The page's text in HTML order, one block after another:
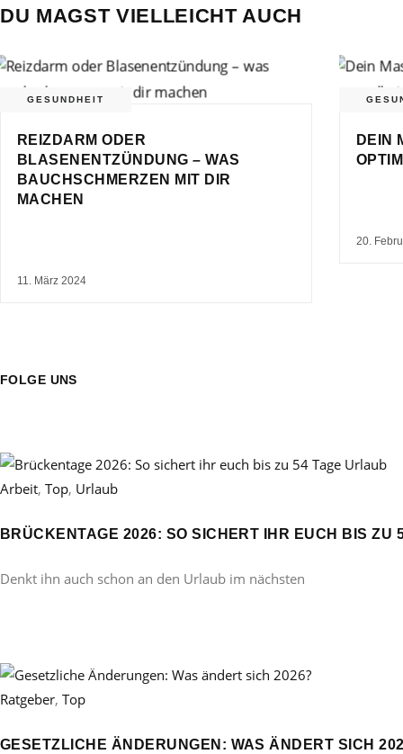
DU MAGST VIELLEICHT AUCH
GESUNDHEIT
REIZDARM ODER
BLASENENTZÜNDUNG – WAS
BAUCHSCHMERZEN MIT DIR
MACHEN
11. März 2024
DEIN
20.
FOLGE UNS
Arbeit, Top, Urlaub
BRÜCKENTAGE 2026: SO SICHERT IHR EUCH BIS ZU
Denkt ihn auch schon an den Urlaub im nächsten
Ratgeber, Top
GESETZLICHE ÄNDERUNGEN: WAS ÄNDERT SICH